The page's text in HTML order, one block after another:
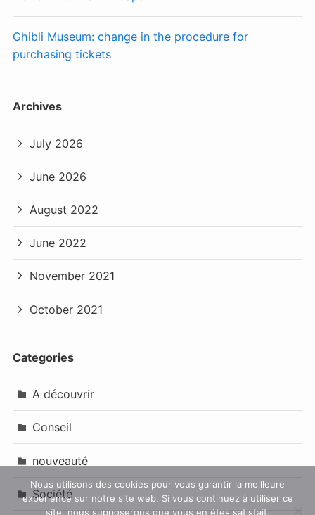
Ghibli Museum: change in the procedure for
purchasing tickets
Archives
July 2026
June 2026
August 2022
June 2022
November 2021
October 2021
Categories
A découvrir
Conseil
nouveauté
Société
Nous utilisons des cookies pour vous garantir la meilleure
expérience sur notre site web. Si vous continuez à utiliser ce
site, nous supposerons que vous en êtes satisfait.